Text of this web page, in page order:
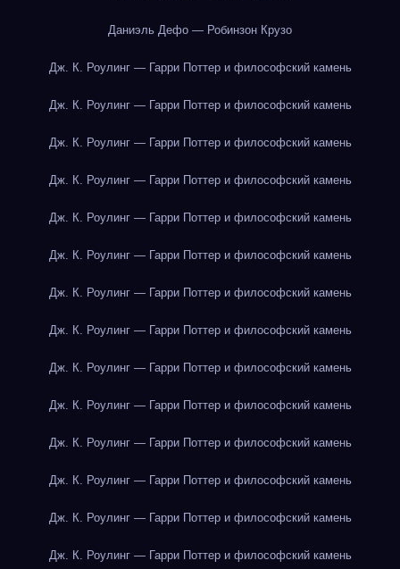
Даниэль Дефо — Робинзон Крузо
Дж. К. Роулинг — Гарри Поттер и философский камень
Дж. К. Роулинг — Гарри Поттер и философский камень
Дж. К. Роулинг — Гарри Поттер и философский камень
Дж. К. Роулинг — Гарри Поттер и философский камень
Дж. К. Роулинг — Гарри Поттер и философский камень
Дж. К. Роулинг — Гарри Поттер и философский камень
Дж. К. Роулинг — Гарри Поттер и философский камень
Дж. К. Роулинг — Гарри Поттер и философский камень
Дж. К. Роулинг — Гарри Поттер и философский камень
Дж. К. Роулинг — Гарри Поттер и философский камень
Дж. К. Роулинг — Гарри Поттер и философский камень
Дж. К. Роулинг — Гарри Поттер и философский камень
Дж. К. Роулинг — Гарри Поттер и философский камень
Дж. К. Роулинг — Гарри Поттер и философский камень